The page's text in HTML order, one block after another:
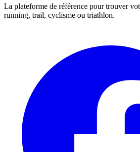
La plateforme de référence pour trouver
running, trail, cyclisme ou triathlon.